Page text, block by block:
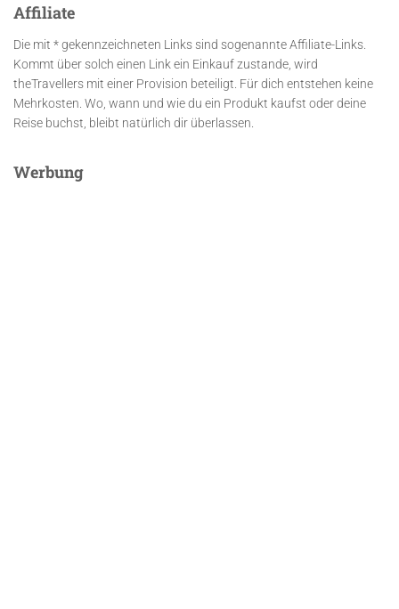
Affiliate
Die mit * gekennzeichneten Links sind sogenannte Affiliate-Links.
Kommt über solch einen Link ein Einkauf zustande, wird
theTravellers mit einer Provision beteiligt. Für dich entstehen keine
Mehrkosten. Wo, wann und wie du ein Produkt kaufst oder deine
Reise buchst, bleibt natürlich dir überlassen.
Werbung